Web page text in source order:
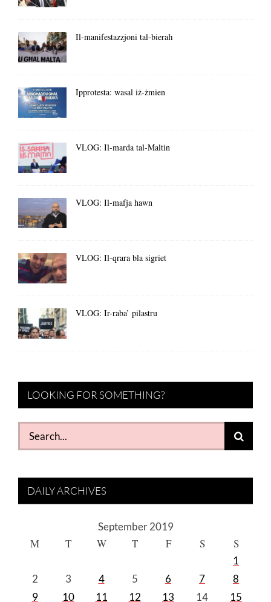
Il-manifestazzjoni tal-bieraħ
Ipprotesta: wasal iż-żmien
VLOG: Il-marda tal-Maltin
VLOG: Il-mafja hawn
VLOG: Il-qrara bla sigriet
VLOG: Ir-raba’ pilastru
LOOKING FOR SOMETHING?
Search
for:
DAILY ARCHIVES
September 2019
M T W T F S S
1
2
3 4 5 6 7
8
9
10 11 12 13 14 15